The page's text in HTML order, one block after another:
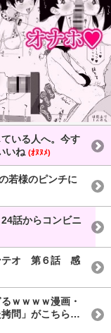
いる人へ。今す
いね (ｵﾇﾇﾒ)
若様のピンチに
話からコンビニ
テオ 第６話 感
ｗｗｗｗ漫画・
拷問」がこちら…